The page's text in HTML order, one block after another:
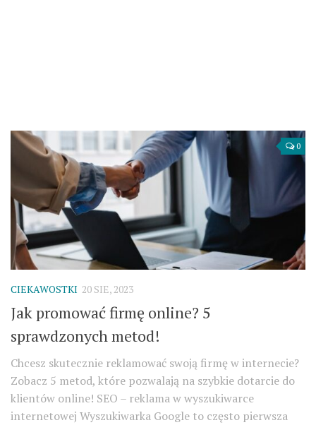
0
CIEKAWOSTKI 20 SIE, 2023
Jak promować firmę online? 5
sprawdzonych metod!
Chcesz skutecznie reklamować swoją firmę w internecie?
Zobacz 5 metod, które pozwalają na szybkie dotarcie do
klientów online! SEO – reklama w wyszukiwarce
internetowej Wyszukiwarka Google to często pierwsza